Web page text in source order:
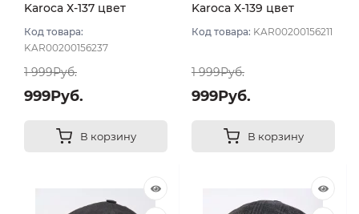
Karoca Х-137 цвет
Код товара:
KAR00200156237
1 999Руб.
999Руб.
В корзину
Karoca Х-139 цвет
Код товара: KAR00200156211
1 999Руб.
999Руб.
В корзину